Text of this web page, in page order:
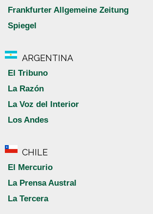
Frankfurter Allgemeine Zeitung
Spiegel
ARGENTINA
El Tribuno
La Razón
La Voz del Interior
Los Andes
CHILE
El Mercurio
La Prensa Austral
La Tercera